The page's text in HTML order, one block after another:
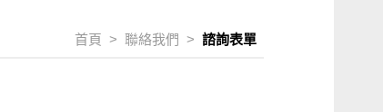
首頁 > 聯絡我們 > 諮詢表單